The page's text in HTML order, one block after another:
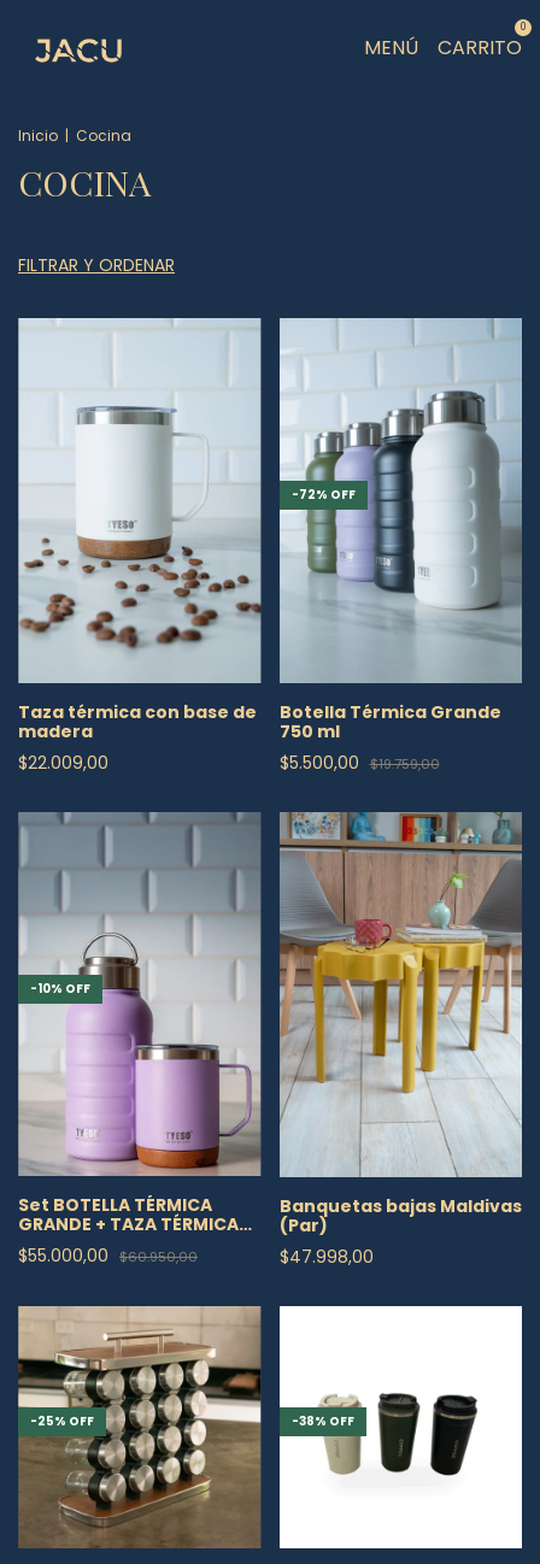
MENÚ CARRITO
0
Inicio | Cocina
COCINA
FILTRAR Y ORDENAR
Taza térmica con base de
madera
$22.009,00
-72% OFF
Botella Térmica Grande
750 ml
$5.500,00 $19.759,00
-10% OFF
Set BOTELLA TÉRMICA
GRANDE + TAZA TÉRMICA
CON BASE DE MADERA
$55.000,00 $60.950,00
Banquetas bajas Maldivas
(Par)
$47.998,00
-25% OFF -38% OFF